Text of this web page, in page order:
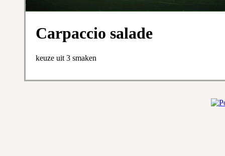
Carpaccio salade
keuze uit 3 smaken